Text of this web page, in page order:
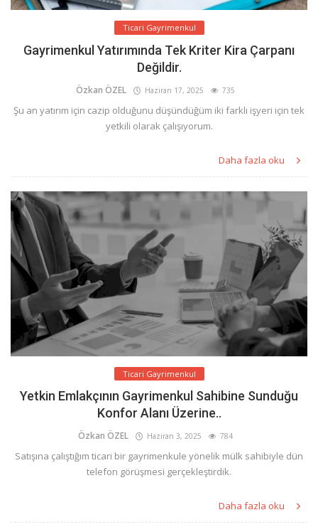
Ticari Gayrimenkul
Gayrimenkul Yatırımında Tek Kriter Kira Çarpanı
Değildir.
Özkan ÖZEL Haziran 17, 2025 735
Şu an yatırım için cazip olduğunu düşündüğüm iki farklı işyeri için tek
yetkili olarak çalışıyorum.
Daha fazla oku
Ticari Gayrimenkul
Yetkin Emlakçının Gayrimenkul Sahibine Sunduğu
Konfor Alanı Üzerine..
Özkan ÖZEL Haziran 3, 2025 784
Satışına çalıştığım ticari bir gayrimenkule yönelik mülk sahibiyle dün
telefon görüşmesi gerçekleştirdik.
Daha fazla oku